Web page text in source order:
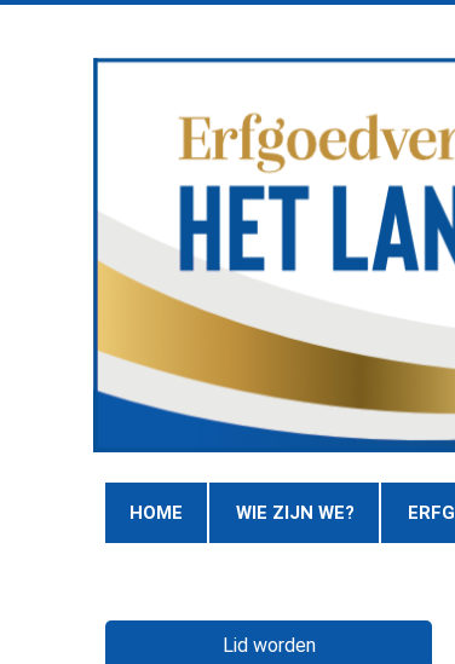
HOME WIE ZIJN WE?
Lid worden